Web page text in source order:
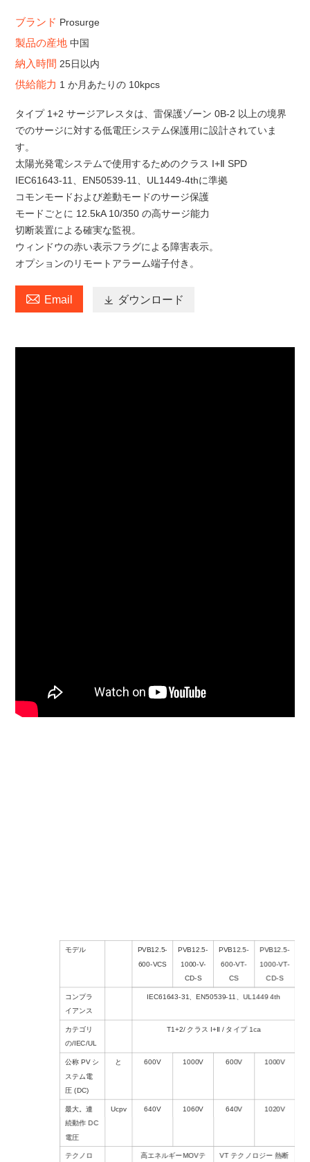
ブランド Prosurge
製品の産地中国
納入時間 25日以内
供給能力 1 か月あたりの 10kpcs
タイプ 1+2 サージアレスタは、雷保護ゾーン 0B-2 以上の境界
でのサージに対する低電圧システム保護用に設計されていま
す。
太陽光発電システムで使用するためのクラス I+Ⅱ SPD
IEC61643-11、EN50539-11、UL1449-4thに準拠
コモンモードおよび差動モードのサージ保護
モードごとに 12.5kA 10/350 の高サージ能力
切断装置による確実な監視。
ウィンドウの赤い表示フラグによる障害表示。
オプションのリモートアラーム端子付き。
 Email  ダウンロード
モデル
PVB12.5-
600-VCS
PVB12.5-
1000-V-
CD-S
PVB12.5-
600-VT-
CS
PVB12.5-
1000-VT-
CD-S
コンプラ
イアンス
IEC61643-31、EN50539-11、UL1449 4th
カテゴリ
の/IEC/UL
T1+2/ クラス I+Ⅱ / タイプ 1ca
公称 PV シ
ステム電
圧 (DC)
と 600V 1000V 600V 1000V
最大。連
続動作 DC
電圧
Ucpv 640V 1060V 640V 1020V
テクノロ 高エネルギーMOVテ VT テクノロジー 熱断